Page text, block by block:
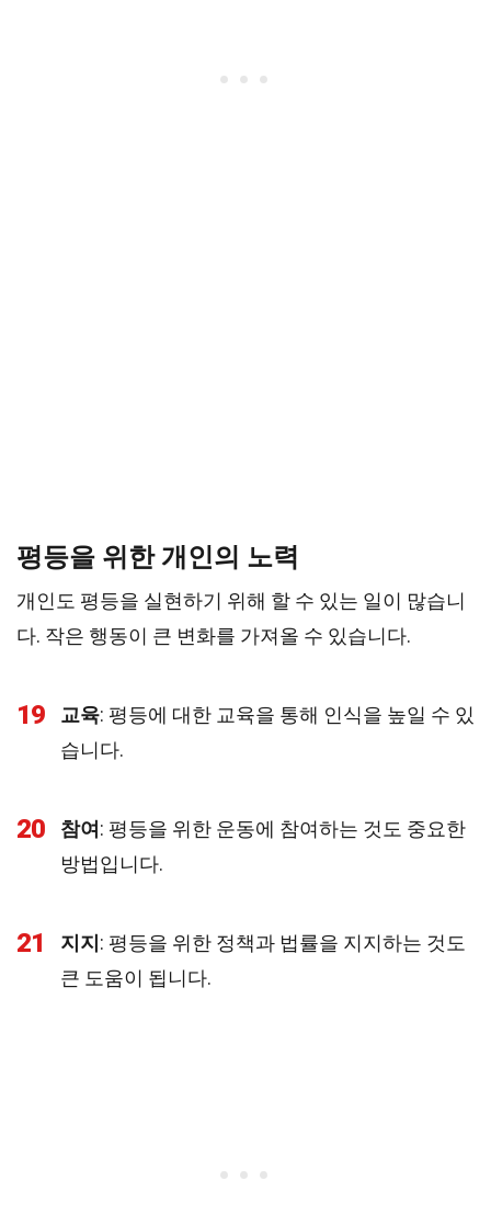
평등을 위한 개인의 노력
개인도 평등을 실현하기 위해 할 수 있는 일이 많습니
다. 작은 행동이 큰 변화를 가져올 수 있습니다.
19 교육: 평등에 대한 교육을 통해 인식을 높일 수 있
습니다.
20 참여 : 평등을 위한 운동에 참여하는 것도 중요한
방법입니다.
21 지지 : 평등을 위한 정책과 법률을 지지하는 것도
큰 도움이 됩니다.